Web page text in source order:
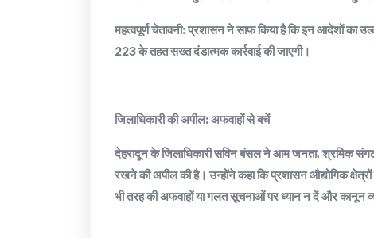
​महत्वपूर्ण चेतावनी: प्रशासन ने साफ किया है कि इन आदेशों का
223 के तहत सख्त दंडात्मक कार्रवाई की जाएगी।
​जिलाधिकारी की अपील: अफवाहों से बचें
​देहरादून के जिलाधिकारी सविन बंसल ने आम जनता, श्रमिक
रखने की अपील की है। उन्होंने कहा कि प्रशासन औद्योगिक
भी तरह की अफवाहों या गलत सूचनाओं पर ध्यान न दें और कानून